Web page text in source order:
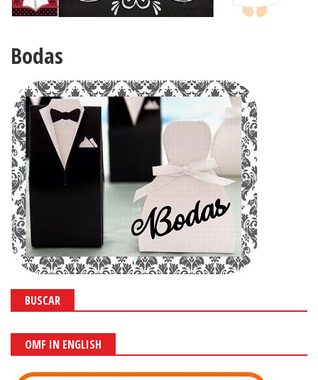
Bodas
BUSCAR
OMF IN ENGLISH